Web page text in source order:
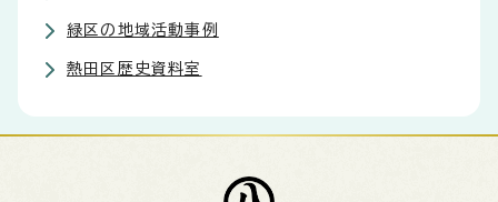
緑区の地域活動事例
熱田区歴史資料室